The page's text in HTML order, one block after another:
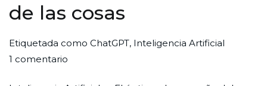
de las cosas
Por
Redaccion
Publicada
el
Publicada
en
Etiquetada como ChatGPT, Inteligencia Artificial
1 comentario